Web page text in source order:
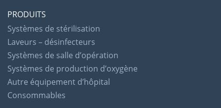
PRODUITS
Systèmes de stérilisation
Laveurs – désinfecteurs
Systèmes de salle d’opération
Systèmes de production d’oxygène
Autre équipement d’hôpital
Consommables